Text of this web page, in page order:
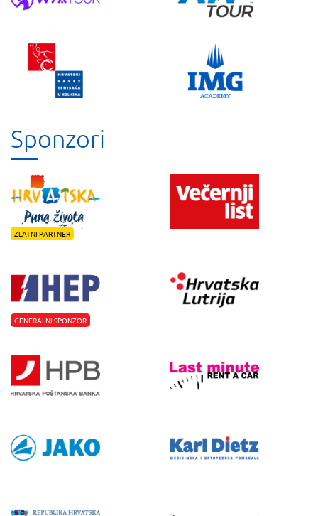
Sponzori
ZLATNI PARTNER
GENERALNI SPONZOR